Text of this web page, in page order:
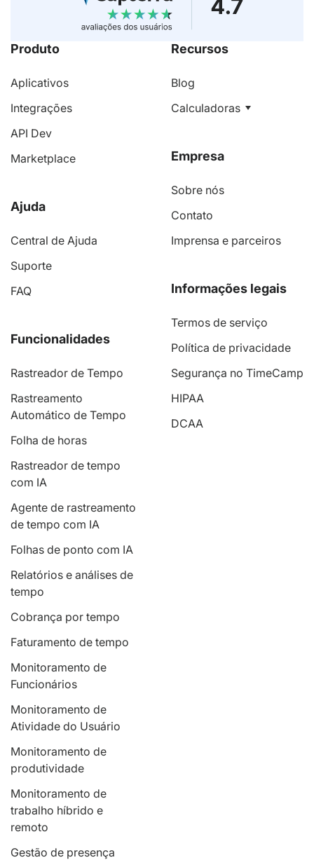
Produto
Aplicativos
Integrações
API Dev
Marketplace
Ajuda
Central de Ajuda
Suporte
FAQ
Funcionalidades
Rastreador de Tempo
Rastreamento
Automático de Tempo
Folha de horas
Rastreador de tempo
com IA
Agente de rastreamento
de tempo com IA
Folhas de ponto com IA
Relatórios e análises de
tempo
Cobrança por tempo
Faturamento de tempo
Monitoramento de
Funcionários
Monitoramento de
Atividade do Usuário
Monitoramento de
produtividade
Monitoramento de
trabalho híbrido e
remoto
Gestão de presença
Recursos
Blog
Calculadoras
Empresa
Sobre nós
Contato
Imprensa e parceiros
Informações legais
Termos de serviço
Política de privacidade
Segurança no TimeCamp
HIPAA
DCAA